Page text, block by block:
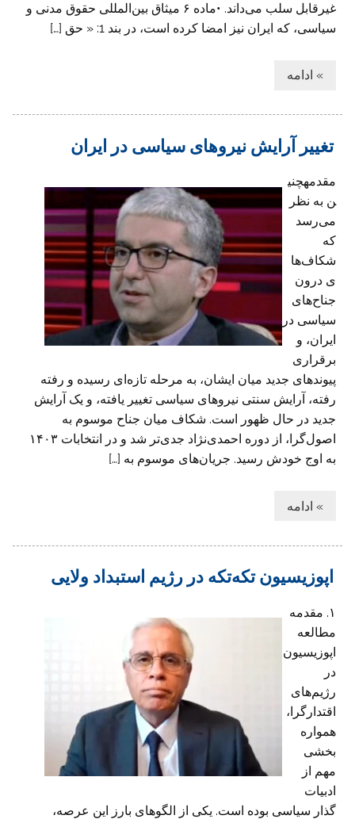
غیرقابل سلب می‌داند. •​ماده ۶ میثاق بین‌المللی حقوق مدنی و
سیاسی، که ایران نیز امضا کرده است، در بند 1: « حق […]
» ادامه
تغییر آرایش نیروهای سیاسی در ایران
مقدمهچنی
ن به نظر
می‌رسد
که
شکاف‌ها
ی درون
جناح‌های
سیاسی در
ایران، و
برقراری
پیوندهای جدید میان‌ ایشان، به مرحله تازه‌ای رسیده و رفته
رفته، آرایش سنتی نیروهای سیاسی تغییر یافته، و یک آرایش
جدید در حال ظهور است. شکاف میان جناح موسوم به
اصول‌گرا، از دوره احمدی‌نژاد جدی‌تر شد و در انتخابات ۱۴۰۳
به اوج خودش رسید. جریان‌های موسوم به […]
» ادامه
اپوزیسیون تکه‌تکه در رژیم‌ استبداد ولایی
۱. مقدمه
مطالعه
اپوزیسیون
در
رژیم‌های
اقتدارگرا،
همواره
بخشی
مهم از
ادبیات
گذار سیاسی بوده است. یکی از الگوهای بارز این عرصه،